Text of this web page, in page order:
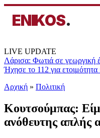
ENIKOS.
LIVE UPDATE
Λάρισα: Φωτιά σε
Ήχησε το 112 για ετοιμότητα
Αρχική » Πολιτική
Κουτσούμπας:
ανόθευτης απλής